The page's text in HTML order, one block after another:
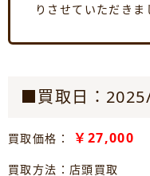
りさせていただきま
■買取日：
買取価格： ￥27,000
買取方法：店頭買取